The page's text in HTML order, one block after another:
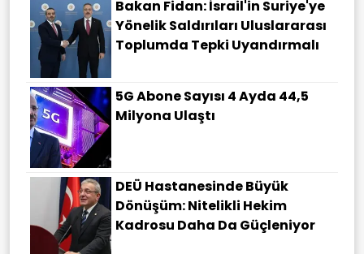
Bakan Fidan: İsrail'in Suriye'ye
Yönelik Saldırıları Uluslararası
Toplumda Tepki Uyandırmalı
5G Abone Sayısı 4 Ayda 44,5
Milyona Ulaştı
DEÜ Hastanesinde Büyük
Dönüşüm: Nitelikli Hekim
Kadrosu Daha Da Güçleniyor